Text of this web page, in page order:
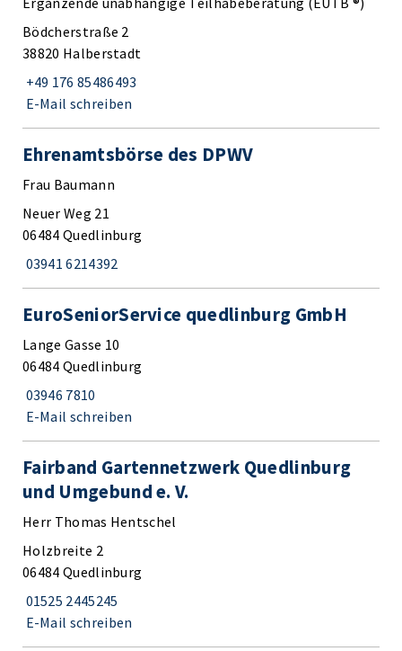
Bödcherstraße 2
38820 Halberstadt
+49 176 85486493
E-Mail schreiben
Ehrenamtsbörse des DPWV
Frau Baumann
Neuer Weg 21
06484 Quedlinburg
03941 6214392
EuroSeniorService quedlinburg GmbH
Lange Gasse 10
06484 Quedlinburg
03946 7810
E-Mail schreiben
Fairband Gartennetzwerk Quedlinburg
und Umgebund e. V.
Herr Thomas Hentschel
Holzbreite 2
06484 Quedlinburg
01525 2445245
E-Mail schreiben